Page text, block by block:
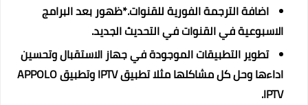
اضافة الترجمة الفورية للقنوات.*ظهور بعد البرامج
الاسبوعية في القنوات في التحديث الجديد.
تطوير التطبيقات الموجودة في جهاز الاستقبال وتحسين
اداءها وحل كل مشاكلها مثلا تطبيق IPTV وتطبيق APPOLO
IPTV.